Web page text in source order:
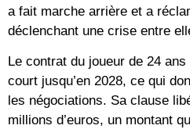
a fait marche arrière et a
déclenchant une crise entre
Le contrat du joueur de 24
court jusqu’en 2028, ce qui
les négociations. Sa clause
millions d’euros, un montant